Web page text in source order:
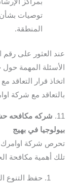
بمراكز
توصيات
المنطقة.
عند العثور على رقم
الأسئلة المهمة
اتخاذ قرار
بالتعاقد مع شركة
11.
شركه مكافحه
بيولوجيا في بهيج
تحرص شركة اوامرك
تلك أهمية مكافحة
حفظ التنوع